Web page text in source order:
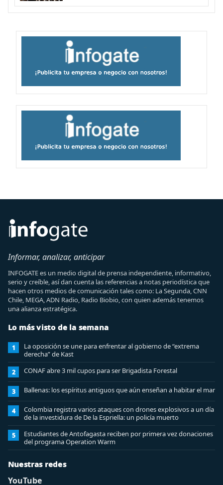
Informar, analizar, anticipar
INFOGATE es un medio digital de prensa independiente, informativo,
serio y creíble, así dan cuenta las referencias a notas periodística que
hacen otros medios de comunicación tales como: La Segunda, CNN
Chile, MEGA, ADN Radio, Radio Biobio, con quien además tenemos
una alianza estratégica.
Lo más visto de la semana
1
La oposición se une para enfrentar al gobierno de “extrema
derecha” de Kast
2 CONAF abre 3 mil cupos para ser Brigadista Forestal
3 Ballenas: los espíritus antiguos que aún enseñan a habitar el mar
4
Colombia registra varios ataques con drones explosivos a un día
de la investidura de De la Espriella: un policía muerto
5
Estudiantes de Antofagasta reciben por primera vez donaciones
del programa Operation Warm
Nuestras redes
YouTube